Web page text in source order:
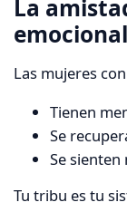
La
emocional
Las mujeres
Tienen
Se
Se sienten
Tu tribu es tu